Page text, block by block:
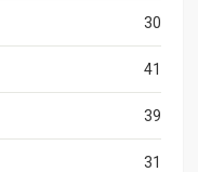
30
41
39
31